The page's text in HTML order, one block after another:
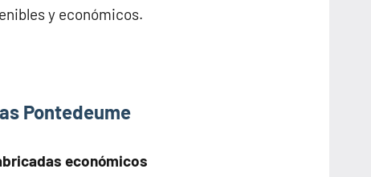
y económicos.
Pontedeume
económicos